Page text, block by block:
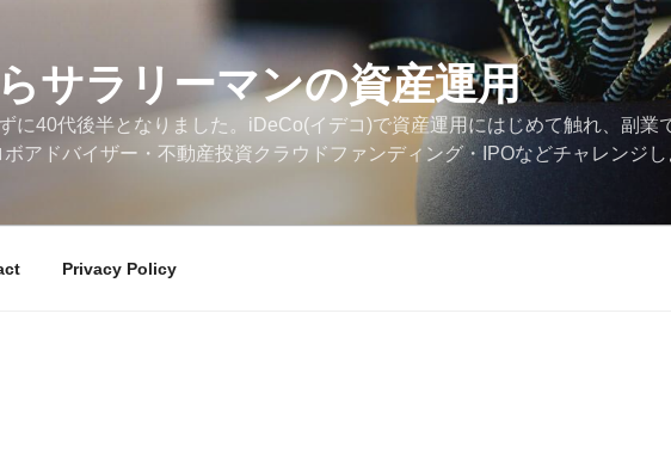
サラリーマンの資産運用
に40代後半となりました。iDeCo(イデコ)で資産運用にはじめて触れ、副業
アドバイザー・不動産投資クラウドファンディング・IPOなどチャレンジ
Privacy Policy